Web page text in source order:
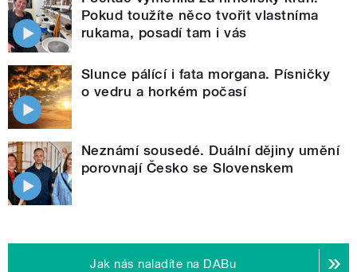
Pokud toužíte něco tvořit vlastníma
rukama, posadí tam i vás
Slunce pálící i fata morgana. Písničky
o vedru a horkém počasí
Neznámí sousedé. Duální dějiny umění
porovnají Česko se Slovenskem
Jak nás naladíte na DABu